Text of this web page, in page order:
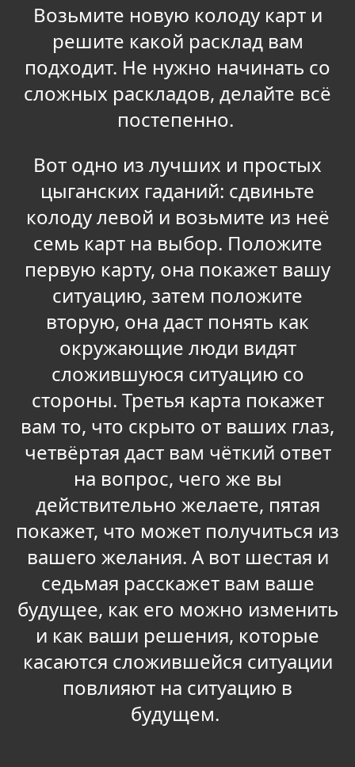
Возьмите новую колоду карт и
решите какой расклад вам
подходит. Не нужно начинать со
сложных раскладов, делайте всё
постепенно.
Вот одно из лучших и простых
цыганских гаданий: сдвиньте
колоду левой и возьмите из неё
семь карт на выбор. Положите
первую карту, она покажет вашу
ситуацию, затем положите
вторую, она даст понять как
окружающие люди видят
сложившуюся ситуацию со
стороны. Третья карта покажет
вам то, что скрыто от ваших глаз,
четвёртая даст вам чёткий ответ
на вопрос, чего же вы
действительно желаете, пятая
покажет, что может получиться из
вашего желания. А вот шестая и
седьмая расскажет вам ваше
будущее, как его можно изменить
и как ваши решения, которые
касаются сложившейся ситуации
повлияют на ситуацию в
будущем.